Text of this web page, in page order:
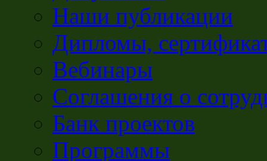
Наши публикации
Дипломы,
Вебинары
Соглашения о
Банк проектов
Программы